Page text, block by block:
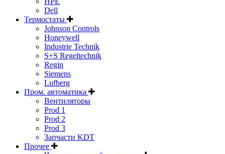
Dell
Термостаты
Johnson Controls
Honeywell
Industrie Technik
S+S Regeltechnik
Regin
Siemens
Lufberg
Пром. автоматика
Вентиляторы
Prod 1
Prod 2
Prod 3
Запчасти KDT
Прочее